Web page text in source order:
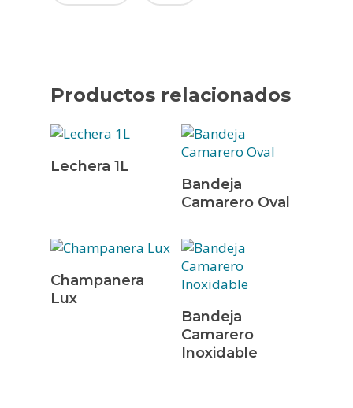
Productos relacionados
Leer Más
Lechera 1L
Leer Más
Bandeja
Camarero Oval
Leer Más
Champanera
Lux
Leer Más
Bandeja
Camarero
Inoxidable